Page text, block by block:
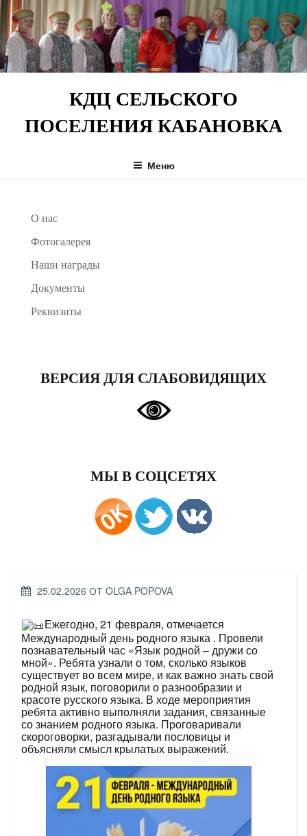
Перейти
к
содержимому
КДЦ СЕЛЬСКОГО
ПОСЕЛЕНИЯ КАБАНОВКА
Меню
О нас
Фотогалерея
Наши награды
Документы
Реквизиты
ВЕРСИЯ ДЛЯ СЛАБОВИДЯЩИХ
МЫ В СОЦСЕТЯХ
ОПУБЛИКОВАНО
25.02.2026 ОТ OLGA POPOVA
Ежегодно, 21 февраля, отмечается
Международный день родного языка . Провели
познавательный час «Язык родной – дружи со
мной». Ребята узнали о том, сколько языков
существует во всем мире, и как важно знать свой
родной язык, поговорили о разнообразии и
красоте русского языка. В ходе мероприятия
ребята активно выполняли задания, связанные
со знанием родного языка. Проговаривали
скороговорки, разгадывали пословицы и
объясняли смысл крылатых выражений.